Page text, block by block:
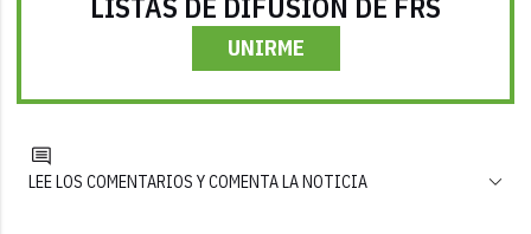
UNIRME
LEE LOS COMENTARIOS Y COMENTA LA NOTICIA